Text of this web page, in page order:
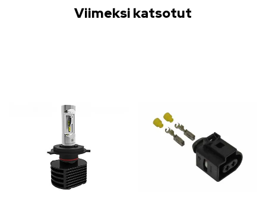
Viimeksi katsotut